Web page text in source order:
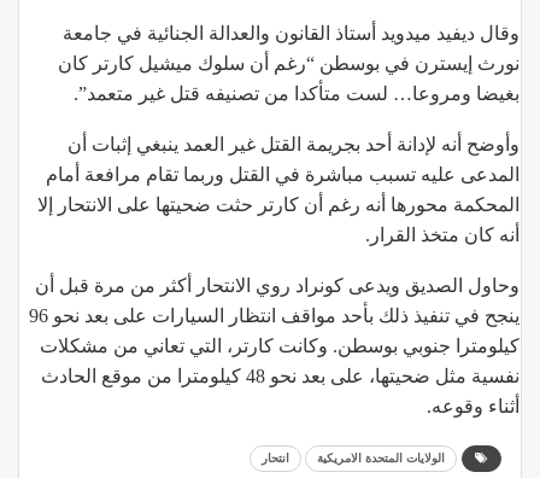
وقال ديفيد ميدويد أستاذ القانون والعدالة الجنائية في جامعة
نورث إيسترن في بوسطن “رغم أن سلوك ميشيل كارتر كان
بغيضا ومروعا… لست متأكدا من تصنيفه قتل غير متعمد”.
وأوضح أنه لإدانة أحد بجريمة القتل غير العمد ينبغي إثبات أن
المدعى عليه تسبب مباشرة في القتل وربما تقام مرافعة أمام
المحكمة محورها أنه رغم أن كارتر حثت ضحيتها على الانتحار إلا
أنه كان متخذ القرار.
وحاول الصديق ويدعى كونراد روي الانتحار أكثر من مرة قبل أن
ينجح في تنفيذ ذلك بأحد مواقف انتظار السيارات على بعد نحو 96
كيلومترا جنوبي بوسطن. وكانت كارتر، التي تعاني من مشكلات
نفسية مثل ضحيتها، على بعد نحو 48 كيلومترا من موقع الحادث
أثناء وقوعه.
الولايات المتحدة الامريكية انتحار